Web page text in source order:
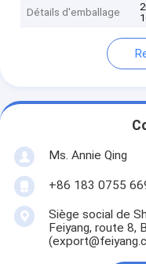
Détails d'emballage
Ms. Annie Qing
+86 183 0755
Siège social de
Feiyang, route 8,